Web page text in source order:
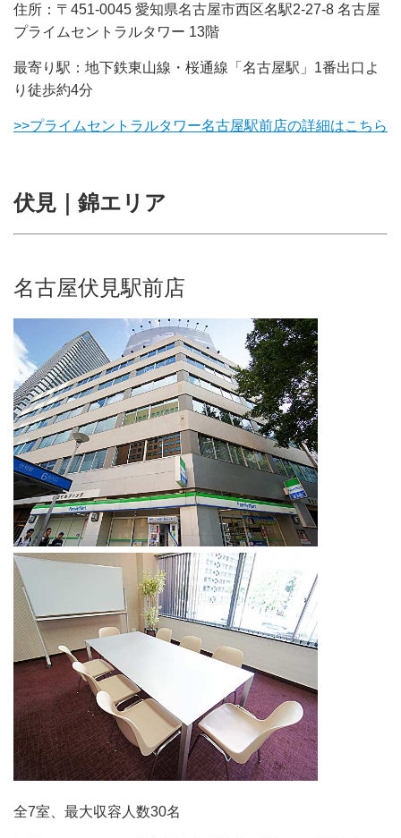
住所：〒451-0045 愛知県名古屋市西区名駅2-27-8 名古屋
プライムセントラルタワー 13階
最寄り駅：地下鉄東山線・桜通線「名古屋駅」1番出口よ
り徒歩約4分
>>プライムセントラルタワー名古屋駅前店の詳細はこちら
伏見｜錦エリア
名古屋伏見駅前店
全7室、最大収容人数30名